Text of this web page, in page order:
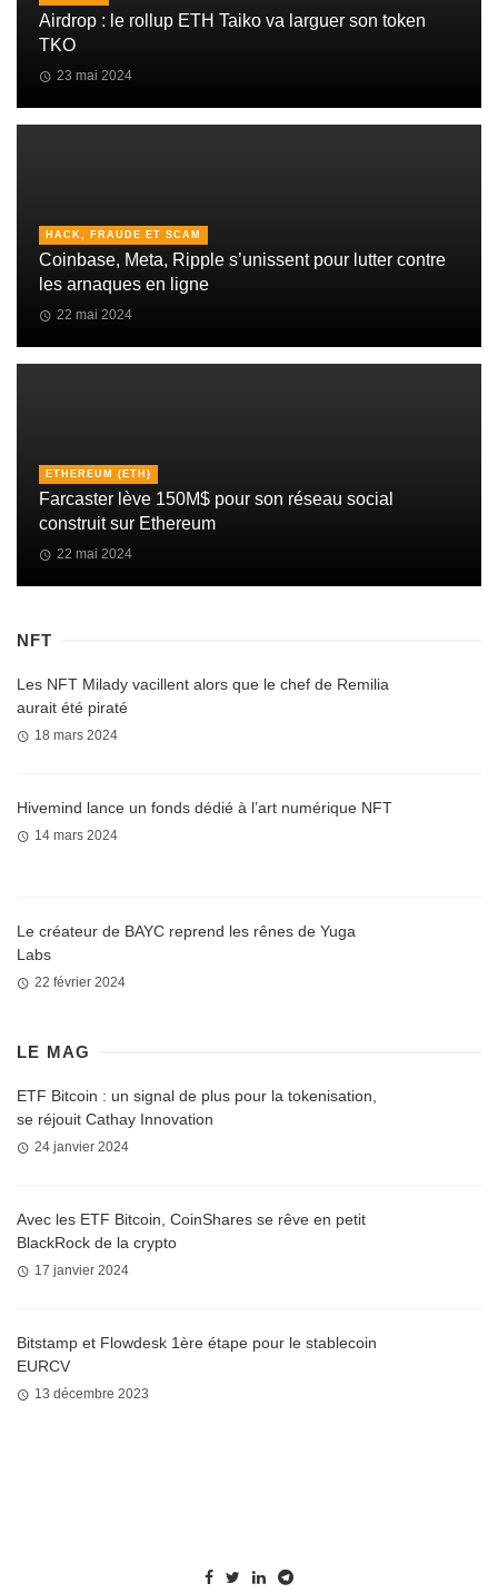
Airdrop : le rollup ETH Taiko va larguer son token
TKO
23 mai 2024
HACK, FRAUDE ET SCAM
Coinbase, Meta, Ripple s’unissent pour lutter contre
les arnaques en ligne
22 mai 2024
ETHEREUM (ETH)
Farcaster lève 150M$ pour son réseau social
construit sur Ethereum
22 mai 2024
NFT
Les NFT Milady vacillent alors que le chef de Remilia
aurait été piraté
18 mars 2024
Hivemind lance un fonds dédié à l’art numérique NFT
14 mars 2024
Le créateur de BAYC reprend les rênes de Yuga
Labs
22 février 2024
LE MAG
ETF Bitcoin : un signal de plus pour la tokenisation,
se réjouit Cathay Innovation
24 janvier 2024
Avec les ETF Bitcoin, CoinShares se rêve en petit
BlackRock de la crypto
17 janvier 2024
Bitstamp et Flowdesk 1ère étape pour le stablecoin
EURCV
13 décembre 2023